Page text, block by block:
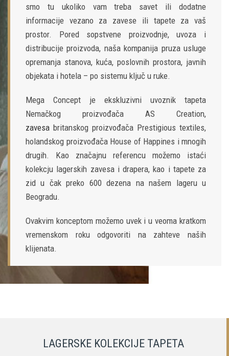
smo tu ukoliko vam treba savet ili dodatne
informacije vezano za zavese ili tapete za vaš
prostor. Pored sopstvene proizvodnje, uvoza i
distribucije proizvoda, naša kompanija pruza usluge
opremanja stanova, kuća, poslovnih prostora, javnih
objekata i hotela – po sistemu ključ u ruke.
Mega Concept je ekskluzivni uvoznik tapeta
Nemačkog proizvođača AS Creation,
zavesa britanskog proizvođača Prestigious textiles,
holandskog proizvođača House of Happines i mnogih
drugih. Kao značajnu referencu možemo istaći
kolekcju lagerskih zavesa i drapera, kao i tapete za
zid u čak preko 600 dezena na našem lageru u
Beogradu.
Ovakvim konceptom možemo uvek i u veoma kratkom
vremenskom roku odgovoriti na zahteve naših
klijenata.
LAGERSKE KOLEKCIJE TAPETA